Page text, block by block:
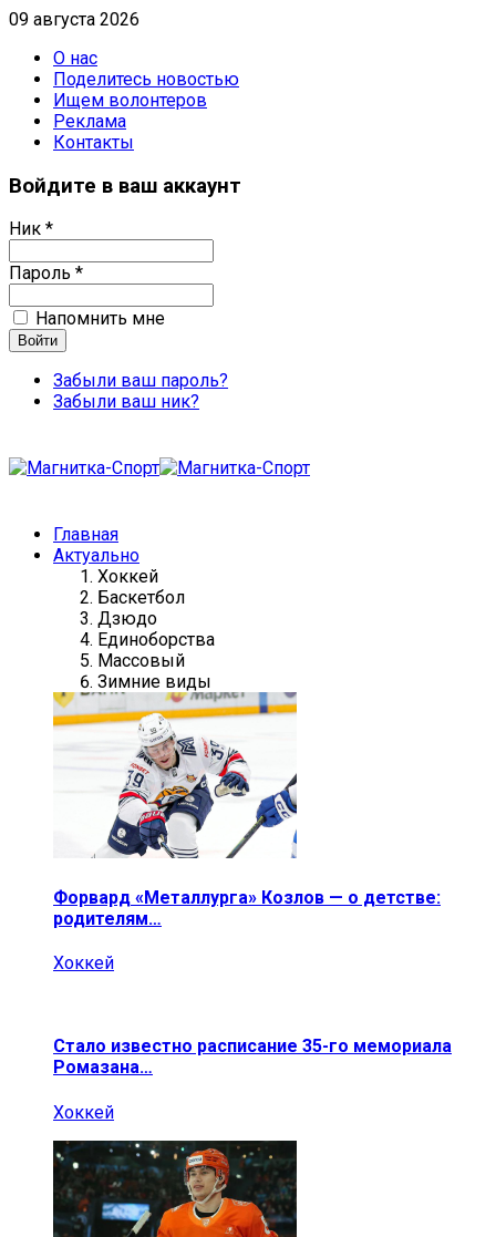
09 августа 2026
О нас
Поделитесь новостью
Ищем волонтеров
Реклама
Контакты
Войдите в ваш аккаунт
Ник *
Пароль *
Напомнить мне
Забыли ваш пароль?
Забыли ваш ник?
Главная
Актуально
Хоккей
Баскетбол
Дзюдо
Единоборства
Массовый
Зимние виды
Форвард «Металлурга» Козлов — о детстве:
родителям…
Хоккей
Стало известно расписание 35-го мемориала
Ромазана…
Хоккей